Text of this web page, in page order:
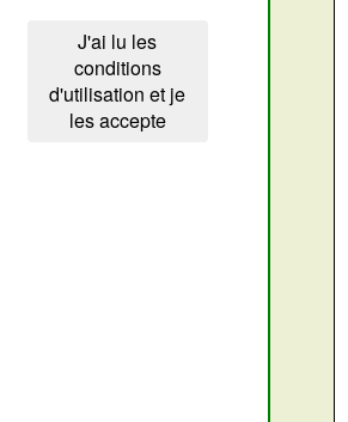
J'ai lu les
conditions
d'utilisation et je
les accepte